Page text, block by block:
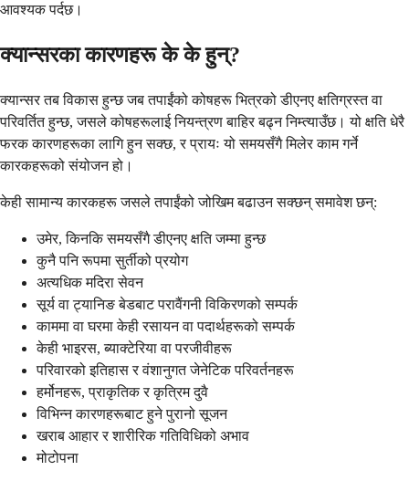
आवश्यक पर्दछ।
क्यान्सरका कारणहरू के के हुन्?
क्यान्सर तब विकास हुन्छ जब तपाईंको कोषहरू भित्रको डीएनए क्षतिग्रस्त वा
परिवर्तित हुन्छ, जसले कोषहरूलाई नियन्त्रण बाहिर बढ्न निम्त्याउँछ। यो क्षति धेरै
फरक कारणहरूका लागि हुन सक्छ, र प्रायः यो समयसँगै मिलेर काम गर्ने
कारकहरूको संयोजन हो।
केही सामान्य कारकहरू जसले तपाईंको जोखिम बढाउन सक्छन् समावेश छन्:
उमेर, किनकि समयसँगै डीएनए क्षति जम्मा हुन्छ
कुनै पनि रूपमा सुर्तीको प्रयोग
अत्यधिक मदिरा सेवन
सूर्य वा ट्यानिङ बेडबाट परावैंगनी विकिरणको सम्पर्क
काममा वा घरमा केही रसायन वा पदार्थहरूको सम्पर्क
केही भाइरस, ब्याक्टेरिया वा परजीवीहरू
परिवारको इतिहास र वंशानुगत जेनेटिक परिवर्तनहरू
हर्मोनहरू, प्राकृतिक र कृत्रिम दुवै
विभिन्न कारणहरूबाट हुने पुरानो सूजन
खराब आहार र शारीरिक गतिविधिको अभाव
मोटोपना